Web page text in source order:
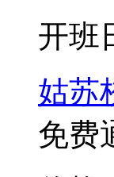
开班
姑苏
免费